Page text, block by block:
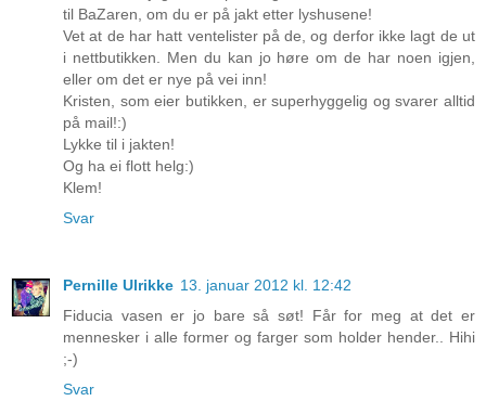
til BaZaren, om du er på jakt etter lyshusene!
Vet at de har hatt ventelister på de, og derfor ikke lagt de ut
i nettbutikken. Men du kan jo høre om de har noen igjen,
eller om det er nye på vei inn!
Kristen, som eier butikken, er superhyggelig og svarer alltid
på mail!:)
Lykke til i jakten!
Og ha ei flott helg:)
Klem!
Svar
Pernille Ulrikke 13. januar 2012 kl. 12:42
Fiducia vasen er jo bare så søt! Får for meg at det er
mennesker i alle former og farger som holder hender.. Hihi
;-)
Svar